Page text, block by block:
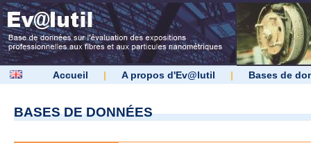
Accueil | A propos d'Ev@lutil | Bases de
BASES DE DONNÉES